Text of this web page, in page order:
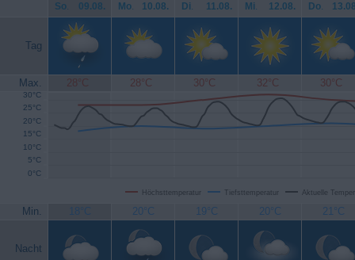
So. 09.08. Mo. 10.08. Di. 11.08. Mi. 12.08. Do.
Tag
Max. 28°C 28°C 30°C 32°C 30°C
Höchsttemperatur Tiefsttemperatur Aktuelle
0°C
5°C
10°C
15°C
20°C
25°C
30°C
Min. 18°C 20°C 19°C 20°C 21°C
Nacht